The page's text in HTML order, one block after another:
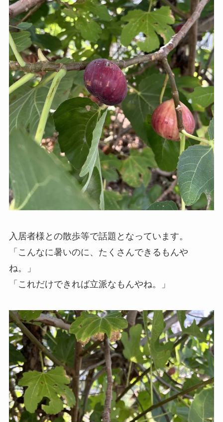
入居者様との散歩等で話題となっています。
「こんなに暑いのに、たくさんできるもんや
ね。」
「これだけできれば立派なもんやね。」